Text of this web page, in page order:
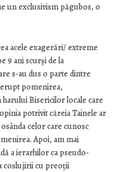
un exclusivism păgubos, o
acele exagerări/ extreme
9 ani scurși de la
s-au dus o parte dintre
pomenirea,
Bisericilor locale care
potrivit căreia Tainele ar
celor care cunosc
Apoi, am mai
a ierarhilor ca pseudo-
coslujirii cu preoții